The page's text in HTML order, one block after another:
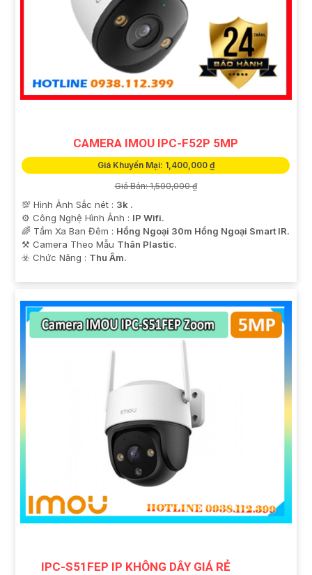
CAMERA IMOU IPC-F52P 5MP
Giá Khuyến Mại: 1,400,000 ₫
Giá Bán: 1,500,000 ₫
💯 Hình Ảnh Sắc nét : 3k .
⚙ Công Nghệ Hình Ảnh : IP Wifi.
🌈 Tầm Xa Ban Đêm : Hồng Ngoại 30m Hồng Ngoại Smart IR.
⚒ Camera Theo Mẫu Thân Plastic.
️☣️ Chức Năng : Thu Âm.
IPC-S51FEP IP KHÔNG DÂY GIÁ RẺ